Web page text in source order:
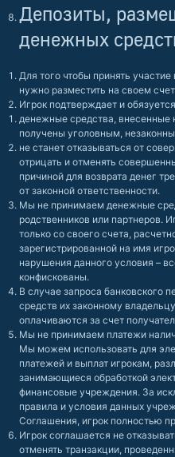
Депозиты,
денежных
Для того чтобы принять участие
нужно разместить на своем
Игрок подтверждает и
денежные средства, внесенные
получены уголовным,
не станет отказываться от
отрицать и отменять
причиной для возврата денег
от законной ответственности.
Мы не принимаем денежные
родственников или партнеров.
только со своего счета,
зарегистрированной на имя
нарушения данного условия –
конфискованы.
В случае запроса банковского
средств их законному
оплачиваются за счет
Мы не принимаем платежи
Мы можем использовать для
платежей и выплат игрокам,
занимающиеся обработкой
финансовые учреждения. За
правила и условия данных
Соглашения, игрок полностью
Игрок соглашается не
отменять транзакции,